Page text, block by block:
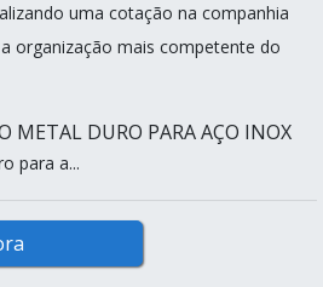
uma cotação na companhia
organização mais competente do
METAL DURO PARA AÇO INOX
para a...